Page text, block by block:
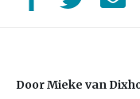
Door Mieke van